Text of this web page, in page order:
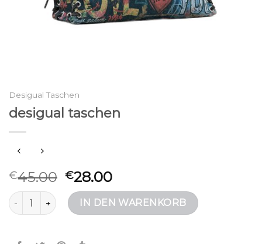
Desigual Taschen
desigual taschen
€45.00 €28.00
desigual taschen MengeIN DEN WARENKORB